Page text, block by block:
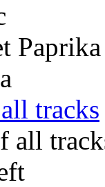
Paprika
tracks
all